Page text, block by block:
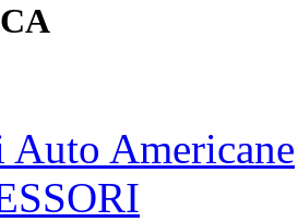
Auto Americane